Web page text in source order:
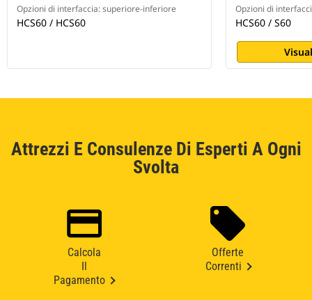
Opzioni di interfaccia: superiore-inferiore
HCS60 / HCS60
Opzioni di
HCS60 / S60
Attrezzi E Consulenze Di Esperti A Ogni
Svolta
Calcola
Pagamento
Offerte
Correnti